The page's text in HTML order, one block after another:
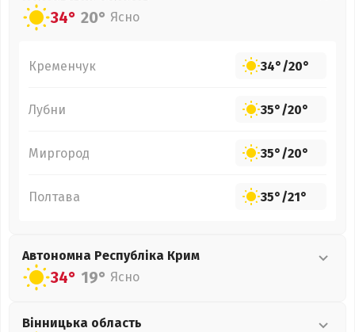
34° 20° Ясно
Кременчук 34°/20°
Лубни 35°/20°
Миргород 35°/20°
Полтава 35°/21°
Автономна Республіка Крим
34° 19° Ясно
Вінницька область